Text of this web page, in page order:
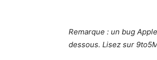
Remarque : un bug
dessous. Lisez sur